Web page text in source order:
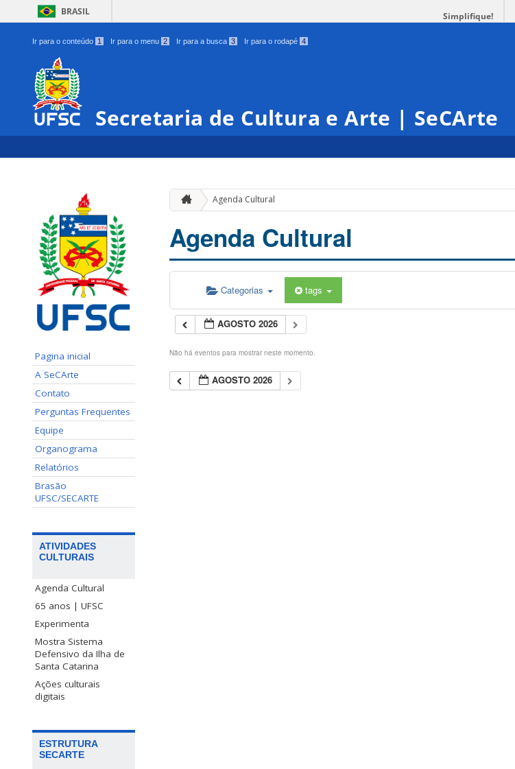
BRASIL Simplifique!
Ir para o conteúdo 1 Ir para o menu 2 Ir para a busca 3 Ir para o rodapé 4
Secretaria de Cultura e Arte | SeCArte
Pagina inicial
A SeCArte
Contato
Perguntas Frequentes
Equipe
Organograma
Relatórios
Brasão
UFSC/SECARTE
ATIVIDADES
CULTURAIS
Agenda Cultural
65 anos | UFSC
Experimenta
Mostra Sistema
Defensivo da Ilha de
Santa Catarina
Ações culturais
digitais
ESTRUTURA
SECARTE
Agenda Cultural
Agenda Cultural
Categorias tags
AGOSTO 2026
Não há eventos para mostrar neste momento.
AGOSTO 2026